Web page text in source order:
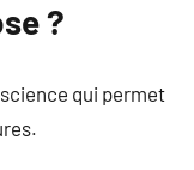
?
qui permet